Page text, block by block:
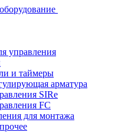
управления
и таймеры
арматура
SIRe
FC
для монтажа